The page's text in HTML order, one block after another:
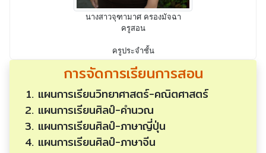
นางสาวจุฑามาศ ครองมัจฉา
ครูสอน
ครูประจำชั้น
การจัดการเรียนการสอน
แผนการเรียนวิทยาศาสตร์-คณิตศาสตร์
แผนการเรียนศิลป์-คำนวณ
แผนการเรียนศิลป์-ภาษาญี่ปุ่น
แผนการเรียนศิลป์-ภาษาจีน